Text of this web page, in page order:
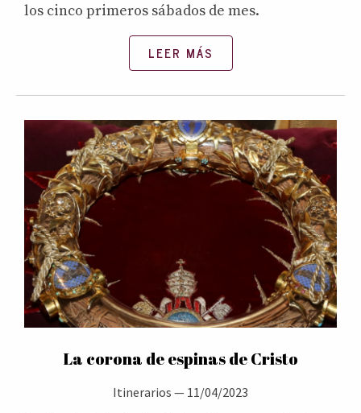
los cinco primeros sábados de mes.
LEER MÁS
La corona de espinas de Cristo
Itinerarios — 11/04/2023